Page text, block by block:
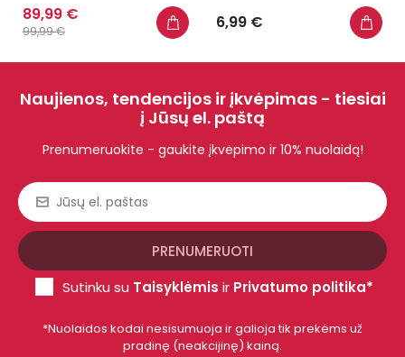
89,99 €
99,99 € 6,99 €
Naujienos, tendencijos ir įkvėpimas - tiesiai
į Jūsų el. paštą
Prenumeruokite - gaukite įkvėpimo ir 10% nuolaidą!
Sutinku su Taisyklėmis ir Privatumo politika*
*Nuolaidos kodai nesisumuoja ir galioja tik prekėms už
pradinę (neakcijinę) kainą.